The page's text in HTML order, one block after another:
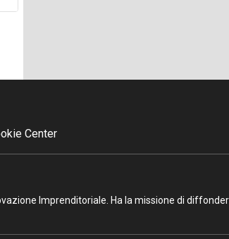
Center
Imprenditoriale. Ha la missione di